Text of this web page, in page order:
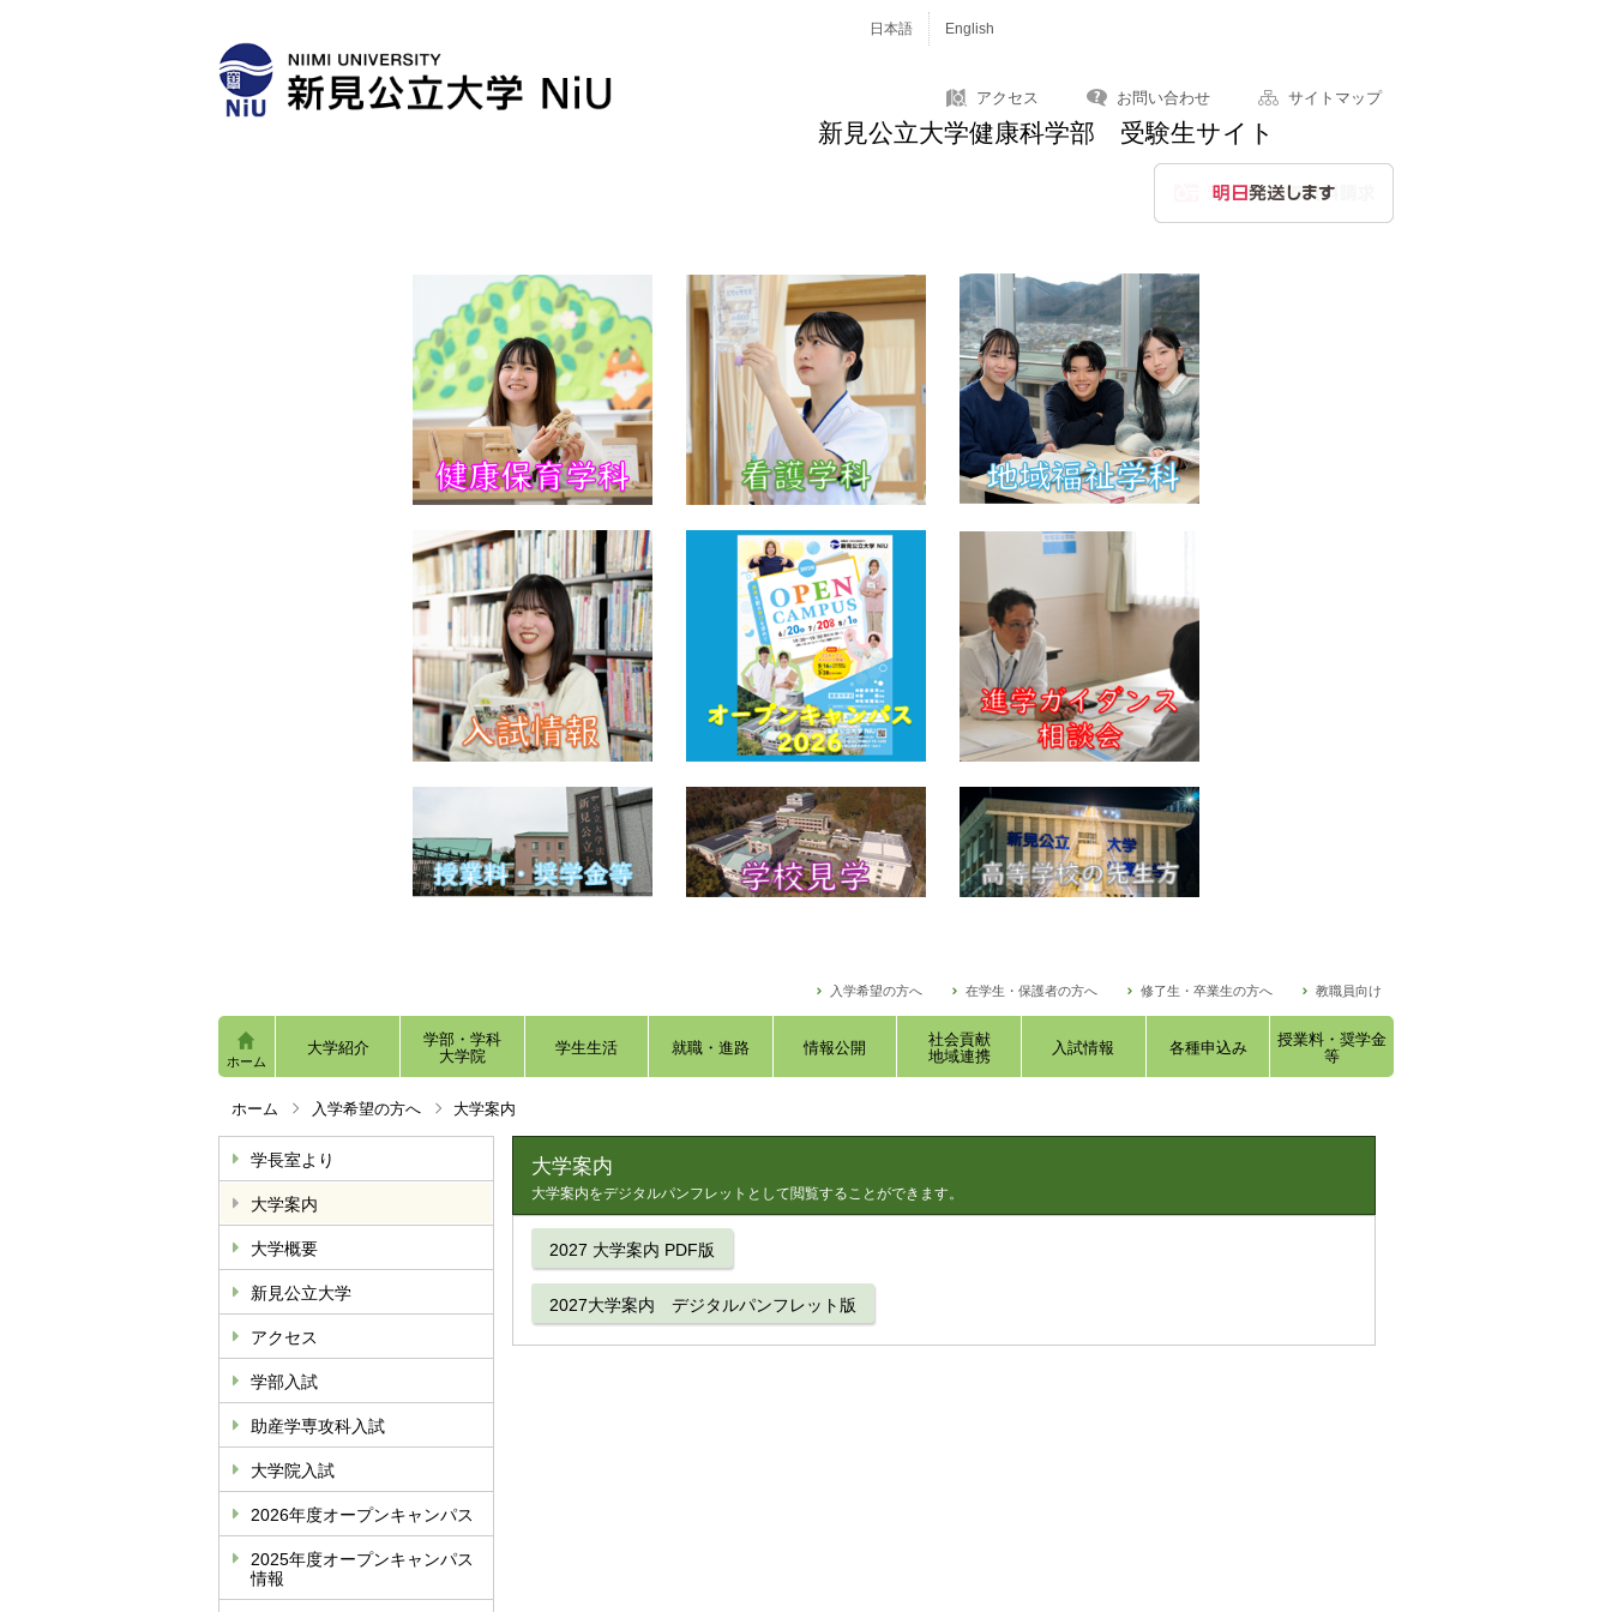
日本語 English
アクセス お問い合わせ サイトマップ
新見公立大学健康科学部 受験生サイト
入学希望の方へ 在学生・保護者の方へ 修了生・卒業生の方へ 教職員向け
ホーム
大学紹介
学部・学科
大学院
学生生活 就職・進路 情報公開
社会貢献
地域連携
入試情報 各種申込み
授業料・奨学金
等
ホーム 入学希望の方へ 大学案内
学長室より
大学案内
大学概要
新見公立大学
アクセス
学部入試
助産学専攻科入試
大学院入試
2026年度オープンキャンパス
2025年度オープンキャンパス
情報
大学案内
大学案内をデジタルパンフレットとして閲覧することができます。
2027 大学案内 PDF版
2027大学案内 デジタルパンフレット版